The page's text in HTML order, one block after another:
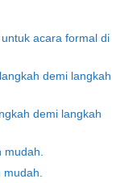
acara formal di
demi langkah
demi langkah